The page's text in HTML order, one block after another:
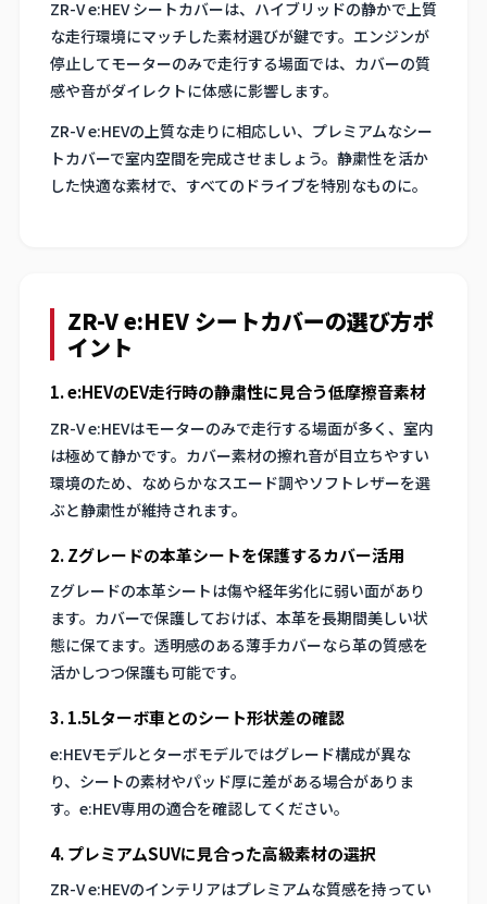
ZR-V e:HEV シートカバーは、ハイブリッドの静かで上質
な走行環境にマッチした素材選びが鍵です。エンジンが
停止してモーターのみで走行する場面では、カバーの質
感や音がダイレクトに体感に影響します。
ZR-V e:HEVの上質な走りに相応しい、プレミアムなシー
トカバーで室内空間を完成させましょう。静粛性を活か
した快適な素材で、すべてのドライブを特別なものに。
ZR-V e:HEV シートカバーの選び方ポ
イント
1. e:HEVのEV走行時の静粛性に見合う低摩擦音素材
ZR-V e:HEVはモーターのみで走行する場面が多く、室内
は極めて静かです。カバー素材の擦れ音が目立ちやすい
環境のため、なめらかなスエード調やソフトレザーを選
ぶと静粛性が維持されます。
2. Zグレードの本革シートを保護するカバー活用
Zグレードの本革シートは傷や経年劣化に弱い面があり
ます。カバーで保護しておけば、本革を長期間美しい状
態に保てます。透明感のある薄手カバーなら革の質感を
活かしつつ保護も可能です。
3. 1.5Lターボ車とのシート形状差の確認
e:HEVモデルとターボモデルではグレード構成が異な
り、シートの素材やパッド厚に差がある場合がありま
す。e:HEV専用の適合を確認してください。
4. プレミアムSUVに見合った高級素材の選択
ZR-V e:HEVのインテリアはプレミアムな質感を持ってい